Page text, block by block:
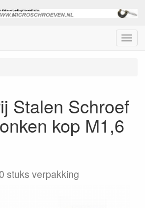
Menu
Stalen Schroef
kop M1,6
stuks verpakking